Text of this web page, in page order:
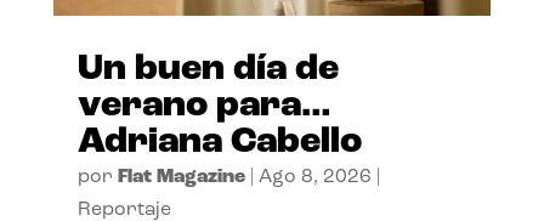
Un buen día de
verano para…
Adriana Cabello
por Flat Magazine| Ago 8, 2026
Reportaje